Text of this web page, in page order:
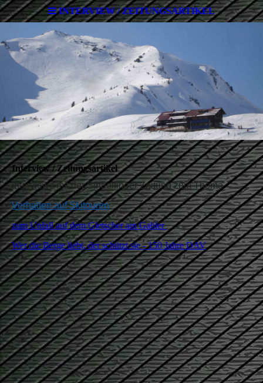
INTERVIEW / ZEITUNGSARTIKEL
Interview / Zeitungsartikel
Interviews mit der Sindelfinger Zeitung zum Thema
Verhalten auf Skitouren
zum Unfall auf dem Gletscher am Gabler
Wer die Berge liebt, der schützt sie - 150 Jahre DAV